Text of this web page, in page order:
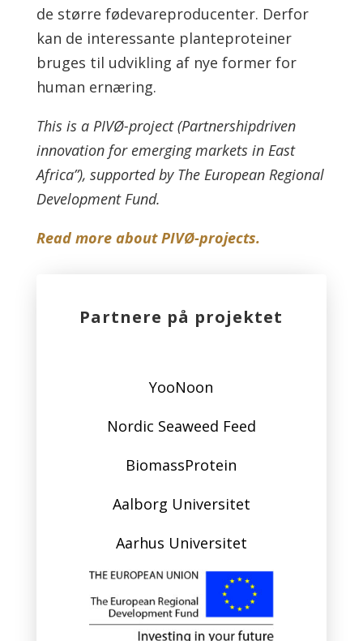
de større fødevareproducenter. Derfor
kan de interessante planteproteiner
bruges til udvikling af nye former for
human ernæring.
This is a PIVØ-project (Partnershipdriven
innovation for emerging markets in East
Africa”), supported by The European Regional
Development Fund.
Read more about PIVØ-projects.
Partnere på projektet
YooNoon
Nordic Seaweed Feed
BiomassProtein
Aalborg Universitet
Aarhus Universitet